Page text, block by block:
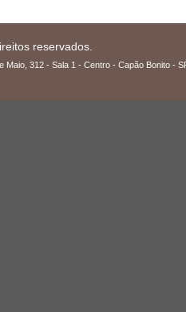
reservados.
312 - Sala 1 - Centro - Capão Bonito -